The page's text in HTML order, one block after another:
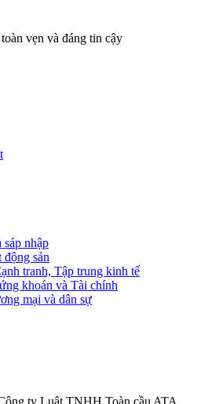
vẹn và đáng tin cậy
sáp nhập
sản
tranh, Tập trung kinh tế
khoán và Tài chính
mại và dân sự
ty Luật TNHH Toàn cầu ATA.